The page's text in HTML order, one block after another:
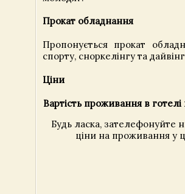
Прокат обладнання
Пропонується прокат
спорту, сноркелінгу та
Ціни
Вартість проживання в
Будь ласка, зателефонуйте
ціни на проживання у